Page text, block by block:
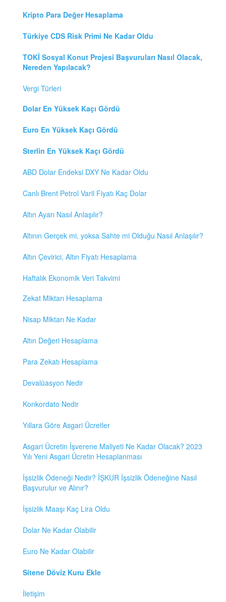
Kripto Para Değer Hesaplama
Türkiye CDS Risk Primi Ne Kadar Oldu
TOKİ Sosyal Konut Projesi Başvuruları Nasıl Olacak,
Nereden Yapılacak?
Vergi Türleri
Dolar En Yüksek Kaçı Gördü
Euro En Yüksek Kaçı Gördü
Sterlin En Yüksek Kaçı Gördü
ABD Dolar Endeksi DXY Ne Kadar Oldu
Canlı Brent Petrol Varil Fiyatı Kaç Dolar
Altın Ayarı Nasıl Anlaşılır?
Altının Gerçek mi, yoksa Sahte mi Olduğu Nasıl Anlaşılır?
Altın Çevirici, Altın Fiyatı Hesaplama
Haftalık Ekonomik Veri Takvimi
Zekat Miktarı Hesaplama
Nisap Miktarı Ne Kadar
Altın Değeri Hesaplama
Para Zekatı Hesaplama
Devalüasyon Nedir
Konkordato Nedir
Yıllara Göre Asgari Ücretler
Asgari Ücretin İşverene Maliyeti Ne Kadar Olacak? 2023
Yılı Yeni Asgari Ücretin Hesaplanması
İşsizlik Ödeneği Nedir? İŞKUR İşsizlik Ödeneğine Nasıl
Başvurulur ve Alınır?
İşsizlik Maaşı Kaç Lira Oldu
Dolar Ne Kadar Olabilir
Euro Ne Kadar Olabilir
Sitene Döviz Kuru Ekle
İletişim